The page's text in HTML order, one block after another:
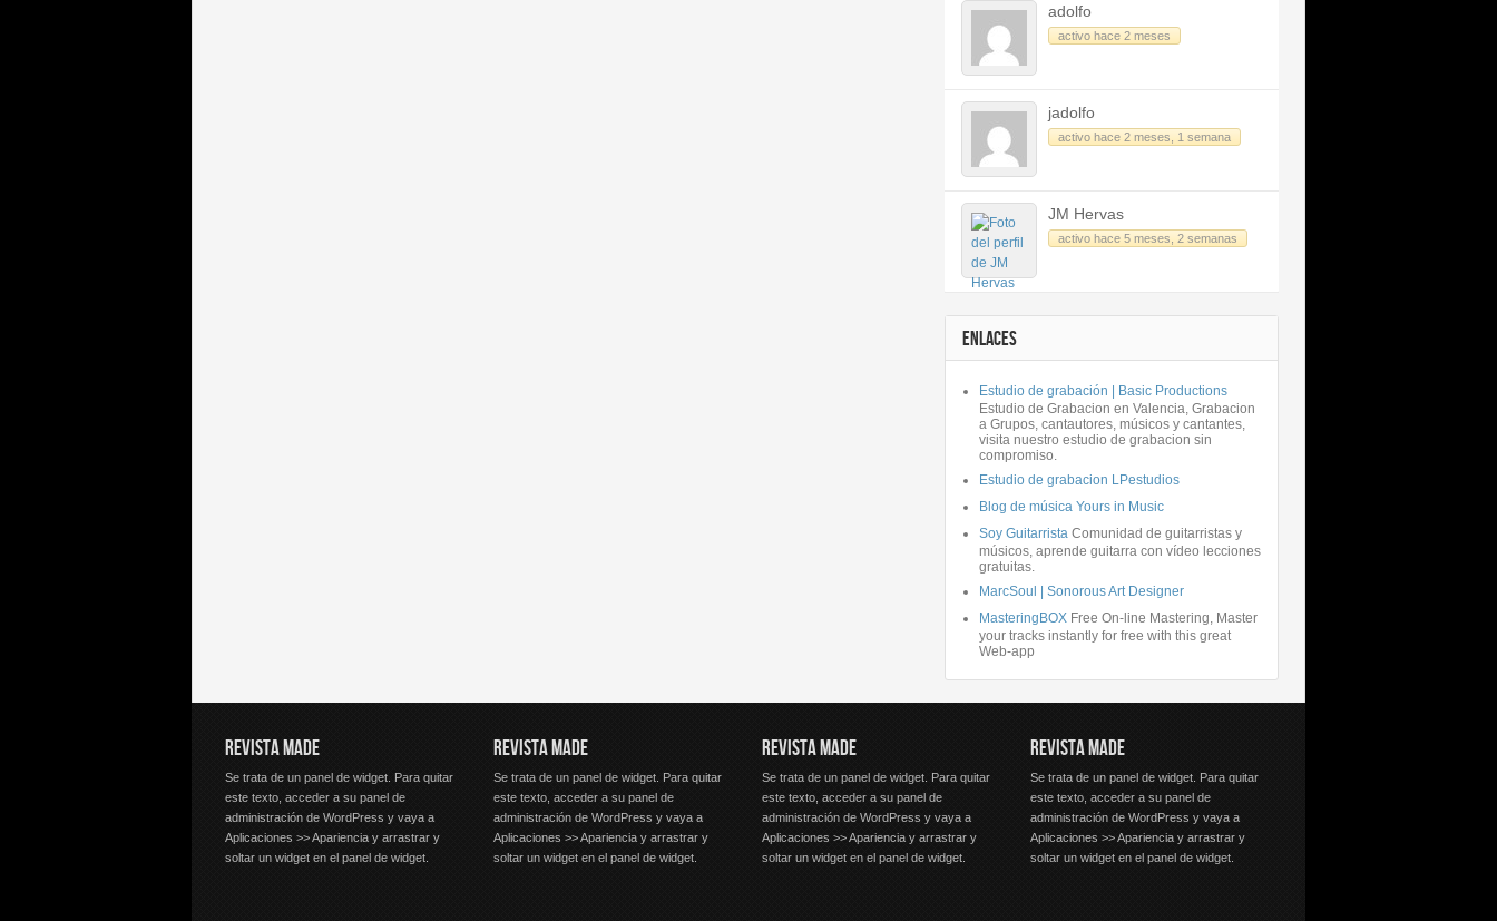
adolfo
activo hace 2 meses
jadolfo
activo hace 2 meses, 1 semana
JM Hervas
activo hace 5 meses, 2 semanas
ENLACES
Estudio de grabación | Basic Productions
Estudio de Grabacion en Valencia, Grabacion
a Grupos, cantautores, músicos y cantantes,
visita nuestro estudio de grabacion sin
compromiso.
Estudio de grabacion LPestudios
Blog de música Yours in Music
Soy Guitarrista Comunidad de guitarristas y
músicos, aprende guitarra con vídeo lecciones
gratuitas.
MarcSoul | Sonorous Art Designer
MasteringBOX Free On-line Mastering, Master
your tracks instantly for free with this great
Web-app
REVISTA MADE
Se trata de un panel de widget. Para quitar
este texto, acceder a su panel de
administración de WordPress y vaya a
Aplicaciones >> Apariencia y arrastrar y
soltar un widget en el panel de widget.
REVISTA MADE
Se trata de un panel de widget. Para quitar
este texto, acceder a su panel de
administración de WordPress y vaya a
Aplicaciones >> Apariencia y arrastrar y
soltar un widget en el panel de widget.
REVISTA MADE
Se trata de un panel de widget. Para quitar
este texto, acceder a su panel de
administración de WordPress y vaya a
Aplicaciones >> Apariencia y arrastrar y
soltar un widget en el panel de widget.
REVISTA MADE
Se trata de un panel de widget. Para quitar
este texto, acceder a su panel de
administración de WordPress y vaya a
Aplicaciones >> Apariencia y arrastrar y
soltar un widget en el panel de widget.